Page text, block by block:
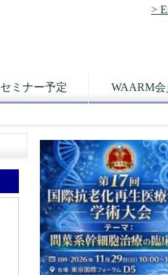
>
セミナー予定 WAARM会